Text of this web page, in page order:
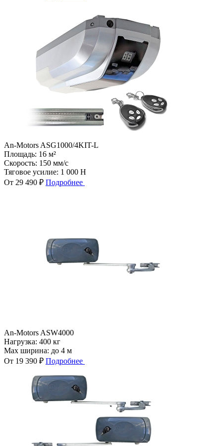
An-Motors ASG1000/4KIT-L
Площадь: 16 м²
Скорость: 150 мм/с
Тяговое усилие: 1 000 Н
От 29 490 ₽ Подробнее
An-Motors ASW4000
Нагрузка: 400 кг
Max ширина: до 4 м
От 19 390 ₽ Подробнее